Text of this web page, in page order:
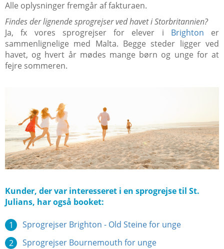
Alle oplysninger fremgår af fakturaen.
Findes der lignende sprogrejser ved havet i Storbritannien?
Ja, fx vores sprogrejser for elever i Brighton er
sammenlignelige med Malta. Begge steder ligger ved
havet, og hvert år mødes mange børn og unge for at
fejre sommeren.
Kunder, der var interesseret i en sprogrejse til St.
Julians, har også booket:
Sprogrejser Brighton - Old Steine for unge
Sprogrejser Bournemouth for unge